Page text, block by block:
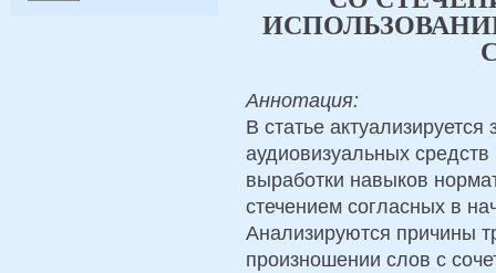
Аннотация:
В статье
аудиовизуальных
выработки навыков
стечением согласных в
Анализируются причины
произношении слов с